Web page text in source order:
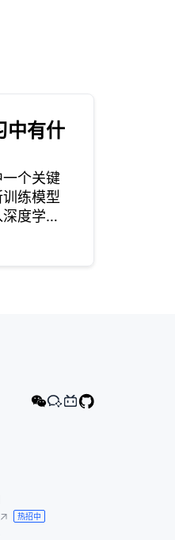
中有什
个关键
练模型
度学习
、标准
热招中